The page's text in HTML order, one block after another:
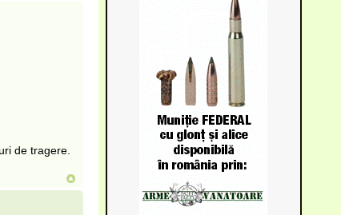
de tragere.